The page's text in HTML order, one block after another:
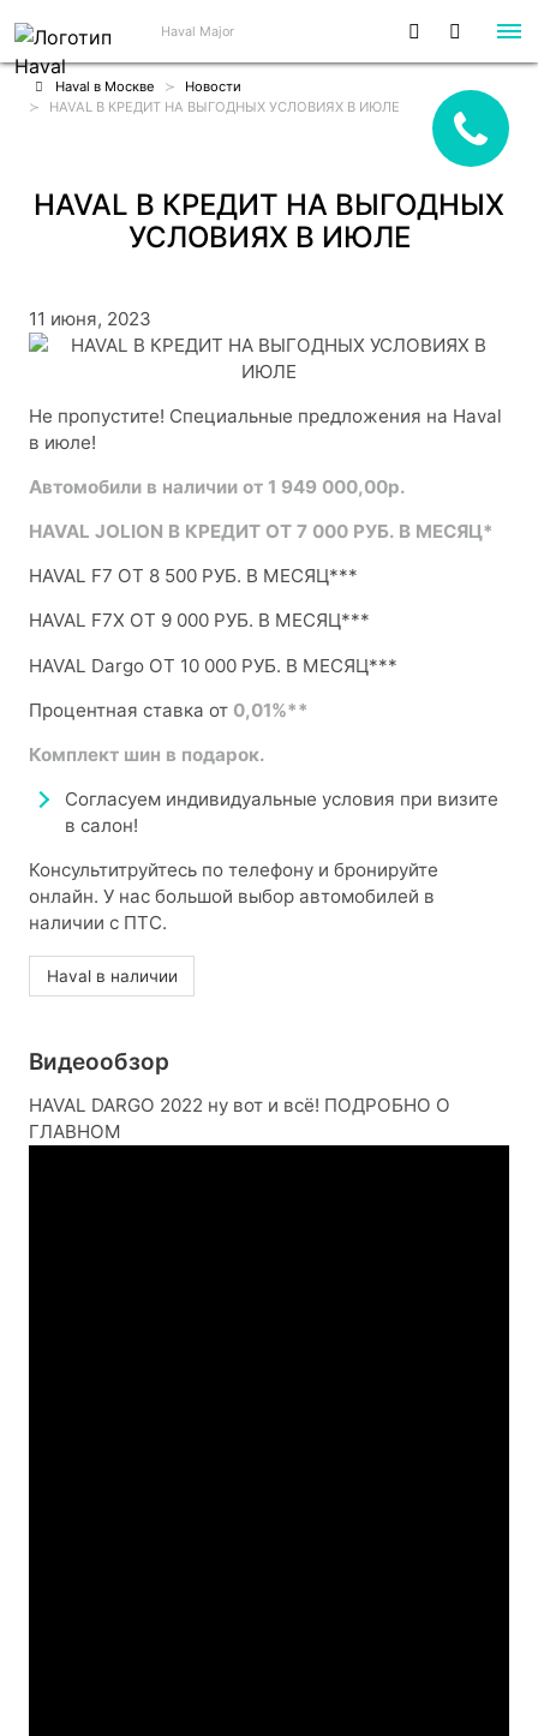
Haval Major
Haval в Москве
Новости
HAVAL В КРЕДИТ НА ВЫГОДНЫХ УСЛОВИЯХ В ИЮЛЕ
HAVAL В КРЕДИТ НА ВЫГОДНЫХ
УСЛОВИЯХ В ИЮЛЕ
11 июня, 2023
Не пропустите! Специальные предложения на Haval
в июле!
Автомобили в наличии от 1 949 000,00р.
HAVAL JOLION В КРЕДИТ ОТ 7 000 РУБ. В МЕСЯЦ*
HAVAL F7 ОТ 8 500 РУБ. В МЕСЯЦ***
HAVAL F7X ОТ 9 000 РУБ. В МЕСЯЦ***
HAVAL Dargo ОТ 10 000 РУБ. В МЕСЯЦ***
Процентная ставка от 0,01%**
Комплект шин в подарок.
Согласуем индивидуальные условия при визите
в салон!
Консультитруйтесь по телефону и бронируйте
онлайн. У нас большой выбор автомобилей в
наличии с ПТС.
Haval в наличии
Видеообзор
HAVAL DARGO 2022 ну вот и всё! ПОДРОБНО О
ГЛАВНОМ